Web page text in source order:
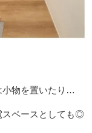
小物を置いたり…
スペースとしても◎